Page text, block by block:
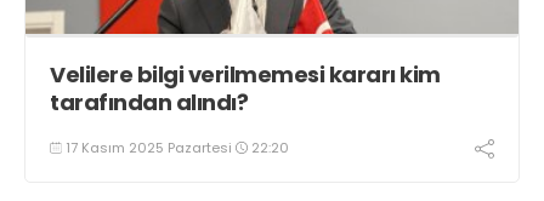
Velilere bilgi verilmemesi kararı kim
tarafından alındı?
17 Kasım 2025 Pazartesi 22:20